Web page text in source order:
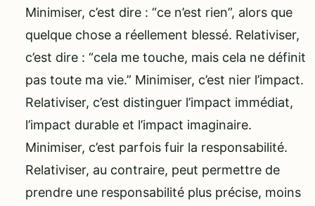
Minimiser, c’est dire : “ce n’est rien”, alors que
quelque chose a réellement blessé. Relativiser,
c’est dire : “cela me touche, mais cela ne définit
pas toute ma vie.” Minimiser, c’est nier l’impact.
Relativiser, c’est distinguer l’impact immédiat,
l’impact durable et l’impact imaginaire.
Minimiser, c’est parfois fuir la responsabilité.
Relativiser, au contraire, peut permettre de
prendre une responsabilité plus précise, moins